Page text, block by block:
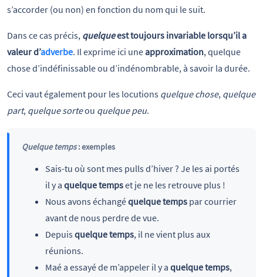
s’accorder (ou non) en fonction du nom qui le suit.
Dans ce cas précis, quelqueest toujours invariable lorsqu’il a
valeur d’adverbe. Il exprime ici uneapproximation, quelque
chose d’indéfinissable ou d’indénombrable, à savoir la durée.
Ceci vaut également pour les locutions quelque chose, quelque
part, quelque sorteou quelque peu.
Quelque temps: exemples
Sais-tu où sont mes pulls d’hiver ? Je les ai portés
il y a quelque tempset je ne les retrouve plus !
Nous avons échangéquelque tempspar courrier
avant de nous perdre de vue.
Depuis quelque temps, il ne vient plus aux
réunions.
Maé a essayé de m’appeler il y a quelque temps,